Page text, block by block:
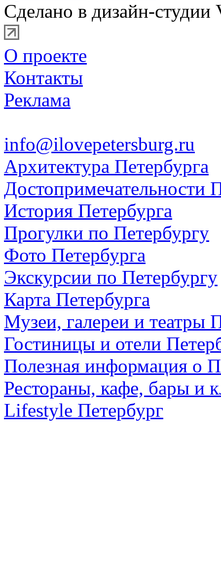
Сделано в дизайн-студии
О проекте
Контакты
Реклама
info@ilovepetersburg.ru
Архитектура Петербурга
Достопримечательности
История Петербурга
Прогулки по Петербургу
Фото Петербурга
Экскурсии по Петербургу
Карта Петербурга
Музеи, галереи и театры
Гостиницы и отели
Полезная информация о
Рестораны, кафе, бары и
Lifestyle Петербург